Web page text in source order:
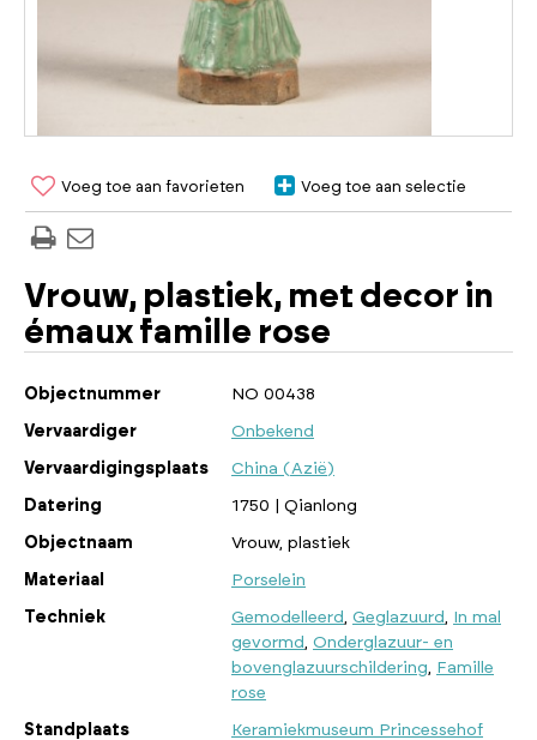
Voeg toe aan favorieten Voeg toe aan selectie
Vrouw, plastiek, met decor in
émaux famille rose
Objectnummer NO 00438
Vervaardiger Onbekend
Vervaardigingsplaats China (Azië)
Datering 1750 | Qianlong
Objectnaam Vrouw, plastiek
Materiaal Porselein
Techniek Gemodelleerd Geglazuurd
In mal
gevormd
Onderglazuur- en
bovenglazuurschildering
Famille
rose
Standplaats Keramiekmuseum Princessehof